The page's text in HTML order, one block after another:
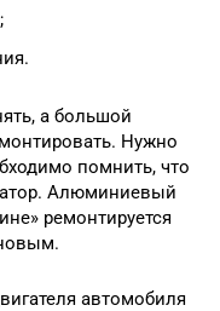
а большой
Нужно
помнить, что
Алюминиевый
ремонтируется
автомобиля